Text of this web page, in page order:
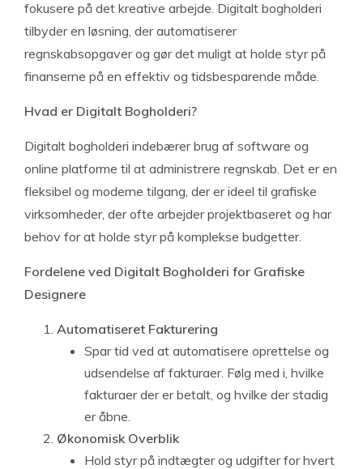
fokusere på det kreative arbejde. Digitalt bogholderi
tilbyder en løsning, der automatiserer
regnskabsopgaver og gør det muligt at holde styr på
finanserne på en effektiv og tidsbesparende måde.
Hvad er Digitalt Bogholderi?
Digitalt bogholderi indebærer brug af software og
online platforme til at administrere regnskab. Det er en
fleksibel og moderne tilgang, der er ideel til grafiske
virksomheder, der ofte arbejder projektbaseret og har
behov for at holde styr på komplekse budgetter.
Fordelene ved Digitalt Bogholderi for Grafiske
Designere
Automatiseret Fakturering
Spar tid ved at automatisere oprettelse og
udsendelse af fakturaer. Følg med i, hvilke
fakturaer der er betalt, og hvilke der stadig
er åbne.
Økonomisk Overblik
Hold styr på indtægter og udgifter for hvert